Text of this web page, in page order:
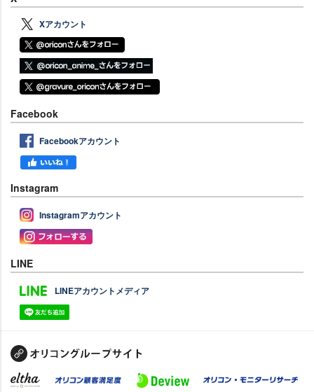
Xアカウント
Facebook
Facebookアカウント
Instagram
Instagramアカウント
LINE
LINEアカウントメディア